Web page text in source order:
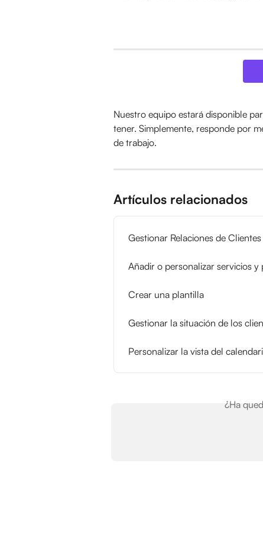
Nuestro equipo estará disponible
tener. Simplemente, responde por
de trabajo.
Artículos relacionados
Gestionar Relaciones de Clientes
Añadir o personalizar servicios
Crear una plantilla
Gestionar la situación de los
Personalizar la vista del
¿Ha